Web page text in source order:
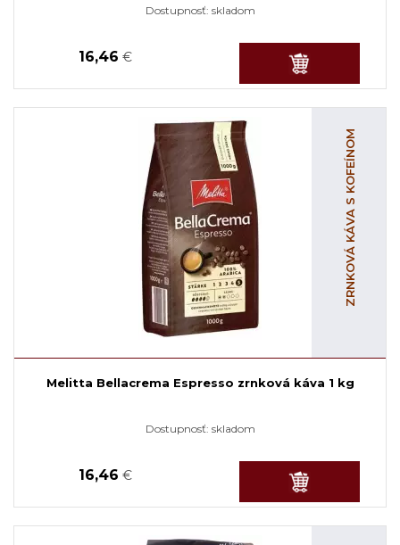
Dostupnosť: skladom
16,46 €
ZRNKOVÁ KÁVA S KOFEÍNOM
Melitta Bellacrema Espresso zrnková káva 1 kg
Dostupnosť: skladom
16,46 €